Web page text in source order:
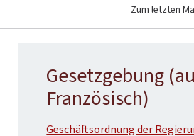
Zum letzten
Gesetzgebung
Französisch)
Geschäftsordnung der